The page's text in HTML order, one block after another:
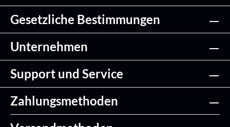
Gesetzliche Bestimmungen
Unternehmen
Support und Service
Zahlungsmethoden